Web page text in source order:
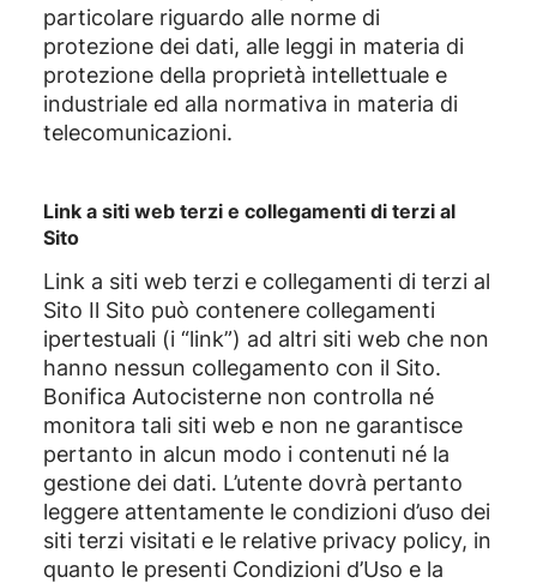
particolare riguardo alle norme di
protezione dei dati, alle leggi in materia di
protezione della proprietà intellettuale e
industriale ed alla normativa in materia di
telecomunicazioni.
Link a siti web terzi e collegamenti di terzi al
Sito
Link a siti web terzi e collegamenti di terzi al
Sito Il Sito può contenere collegamenti
ipertestuali (i “link”) ad altri siti web che non
hanno nessun collegamento con il Sito.
Bonifica Autocisterne non controlla né
monitora tali siti web e non ne garantisce
pertanto in alcun modo i contenuti né la
gestione dei dati. L’utente dovrà pertanto
leggere attentamente le condizioni d’uso dei
siti terzi visitati e le relative privacy policy, in
quanto le presenti Condizioni d’Uso e la